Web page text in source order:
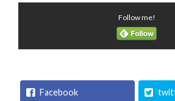
Follow me!
Facebook